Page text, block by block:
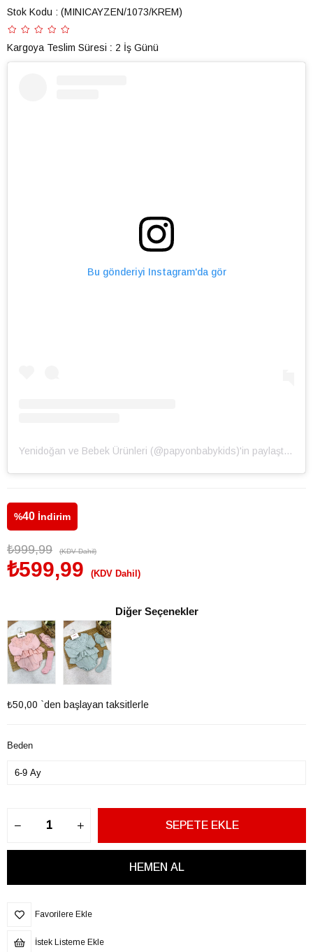
Stok Kodu (MINICAYZEN/1073/KREM)
Kargoya Teslim Süresi : 2 İş Günü
Bu gönderiyi Instagram'da gör
Yenidoğan ve Bebek Ürünleri (@papyonbabykids)'in paylaştığı bir gönderi
%40 İndirim
₺999,99 (KDV Dahil)
₺599,99 (KDV Dahil)
Diğer Seçenekler
₺50,00 `den başlayan taksitlerle
Beden
Favorilere Ekle
İstek Listeme Ekle